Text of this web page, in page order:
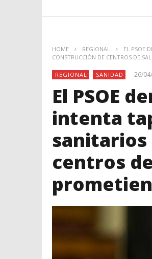
HOME REGIONAL
EL PSOE
CONSTRUCCIÓN DE CENTROS DE
REGIONAL SANIDAD 26/
El PSOE
intenta
sanitarios
centros